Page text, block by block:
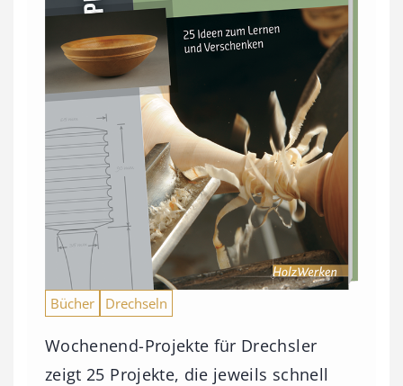
Bücher Drechseln
Wochenend-Projekte für Drechsler
zeigt 25 Projekte, die jeweils schnell